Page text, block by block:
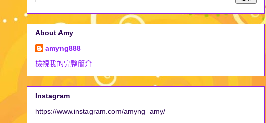
About Amy
amyng888
檢視我的完整簡介
Instagram
https://www.instagram.com/amyng_amy/